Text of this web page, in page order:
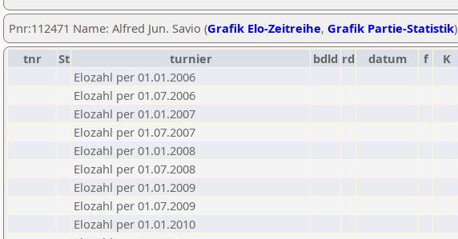
Pnr:112471 Name: Alfred Jun. Savio (Grafik Elo-Zeitreihe, Grafik Partie-Statistik)
tnr
St turnier bdld rd datum f K
Elozahl per 01.01.2006
Elozahl per 01.07.2006
Elozahl per 01.01.2007
Elozahl per 01.07.2007
Elozahl per 01.01.2008
Elozahl per 01.07.2008
Elozahl per 01.01.2009
Elozahl per 01.07.2009
Elozahl per 01.01.2010